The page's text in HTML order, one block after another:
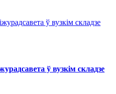
ў вузкім складзе